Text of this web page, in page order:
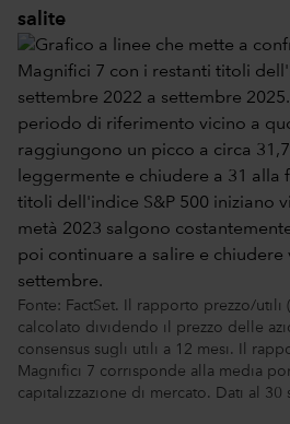
salite
Fonte: FactSet. Il rapporto prezzo/utili
calcolato dividendo il prezzo delle
consensus sugli utili a 12 mesi. Il
Magnifici 7 corrisponde alla media
capitalizzazione di mercato. Dati al 30